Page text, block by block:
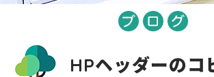
HPヘッダーのコ